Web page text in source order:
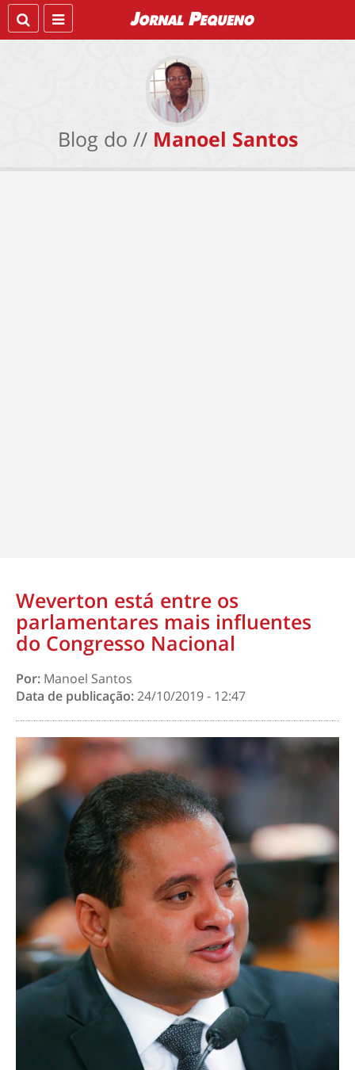
Blog do // Manoel Santos
Weverton está entre os
parlamentares mais influentes
do Congresso Nacional
Por: Manoel Santos
Data de publicação:24/10/2019 - 12:47